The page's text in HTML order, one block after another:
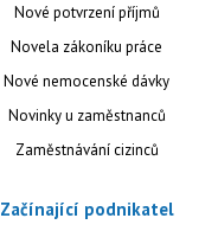
Nové potvrzení příjmů
Novela zákoníku práce
Nové nemocenské dávky
Novinky u zaměstnanců
Zaměstnávání cizinců
Začínající podnikatel